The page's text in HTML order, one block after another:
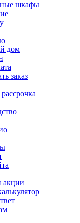
шкафы
дом
заказ
акции